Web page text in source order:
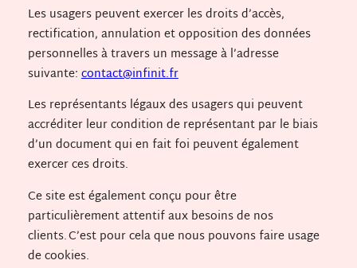
Les usagers peuvent exercer les droits d’accès,
rectification, annulation et opposition des données
personnelles à travers un message à l’adresse
suivante:contact@infinit.fr
Les représentants légaux des usagers qui peuvent
accréditer leur condition de représentant par le biais
d’un document qui en fait foi peuvent également
exercer ces droits.
Ce site est également conçu pour être
particulièrement attentif aux besoins de nos
clients. C’est pour cela que nous pouvons faire usage
de cookies.